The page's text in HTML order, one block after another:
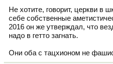
Не хотите, говорит, церкви в
себе собственные
2016 он же утверждал, что
надо в гетто загнать.
Они оба с тацхионом не